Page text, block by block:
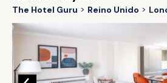
The Hotel Guru Reino Unido